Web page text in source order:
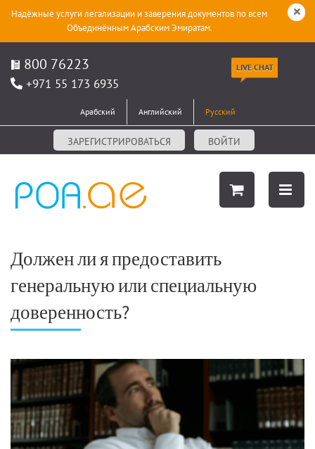
Надёжные услуги легализации и заверения документов по всем
Объединённым Арабским Эмиратам.
800 76223
+971 55 173 6935
LIVE CHAT
Арабский Английский Русский
ЗАРЕГИСТРИРОВАТЬСЯ ВОЙТИ
Должен ли я предоставить
генеральную или специальную
доверенность?